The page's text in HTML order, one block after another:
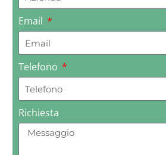
Email
Telefono
Richiesta